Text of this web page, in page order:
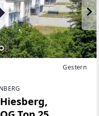
Gestern